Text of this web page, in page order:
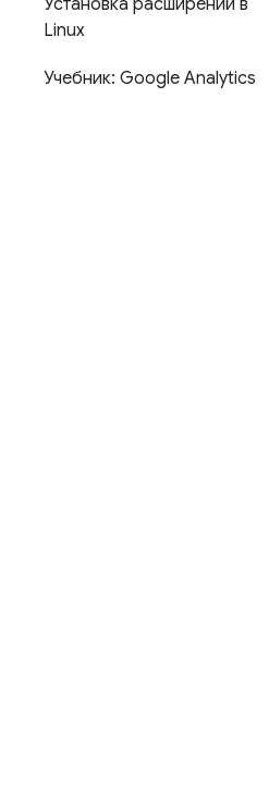
Установка расширений в
Linux
Учебник: Google Analytics